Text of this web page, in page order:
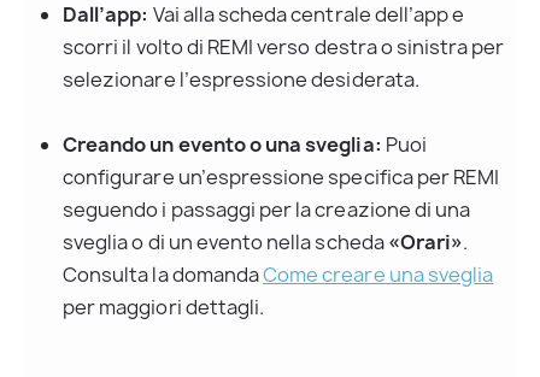
Dall’app: Vai alla scheda centrale dell’app e
scorri il volto di REMI verso destra o sinistra per
selezionare l’espressione desiderata.
Creando un evento o una sveglia: Puoi
configurare un’espressione specifica per REMI
seguendo i passaggi per la creazione di una
sveglia o di un evento nella scheda «Orari».
Consulta la domanda Come creare una sveglia
per maggiori dettagli.